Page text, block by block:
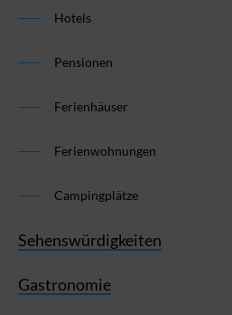
Hotels
Pensionen
Ferienhäuser
Ferienwohnungen
Campingplätze
Sehenswürdigkeiten
Gastronomie